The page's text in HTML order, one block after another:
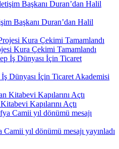
Başkanı Duran’dan Halil
Kura Çekimi Tamamlandı
Dünyası İçin Ticaret Akademisi
Kapılarını Açtı
yıl dönümü mesajı yayınladı